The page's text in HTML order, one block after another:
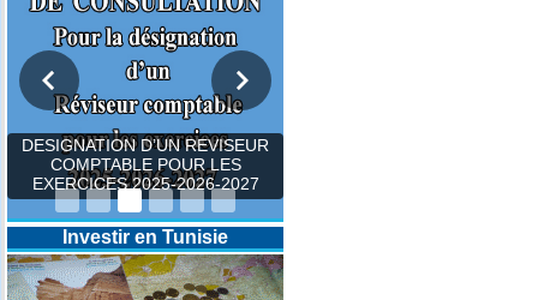
DESIGNATION D’UN REVISEUR
COMPTABLE POUR LES
EXERCICES 2025-2026-2027
Investir en Tunisie